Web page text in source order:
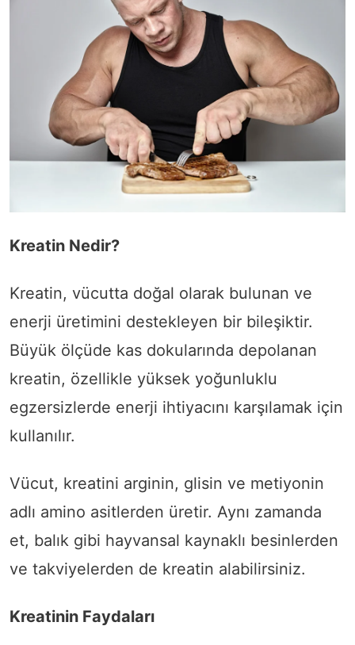
Kreatin Nedir?
Kreatin, vücutta doğal olarak bulunan ve
enerji üretimini destekleyen bir bileşiktir.
Büyük ölçüde kas dokularında depolanan
kreatin, özellikle yüksek yoğunluklu
egzersizlerde enerji ihtiyacını karşılamak için
kullanılır.
Vücut, kreatini arginin, glisin ve metiyonin
adlı amino asitlerden üretir. Aynı zamanda
et, balık gibi hayvansal kaynaklı besinlerden
ve takviyelerden de kreatin alabilirsiniz.
Kreatinin Faydaları